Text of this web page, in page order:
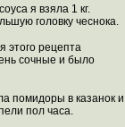
я взяла 1 кг.
головку чеснока.
этого рецепта
сочные и было
помидоры в казанок и
пол часа.